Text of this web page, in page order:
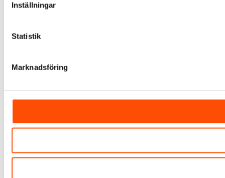
Inställningar
Statistik
Marknadsföring